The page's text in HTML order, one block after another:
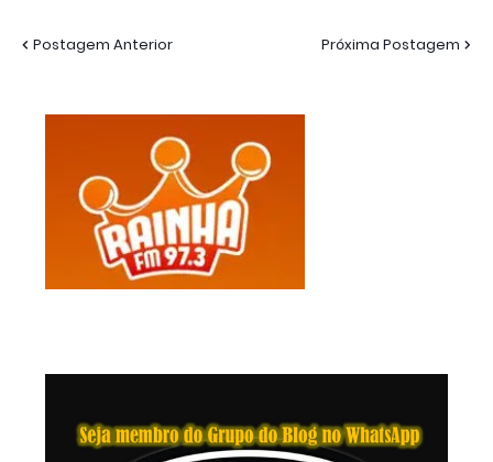
Postagem Anterior Próxima Postagem